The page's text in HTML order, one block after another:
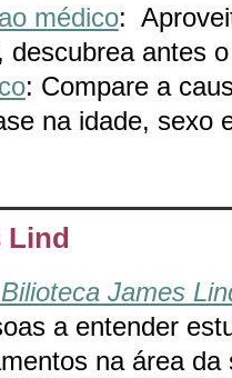
médico:
descubrea antes
: Compare a
na idade, sexo
Lind
Bilioteca James
a entender
na área